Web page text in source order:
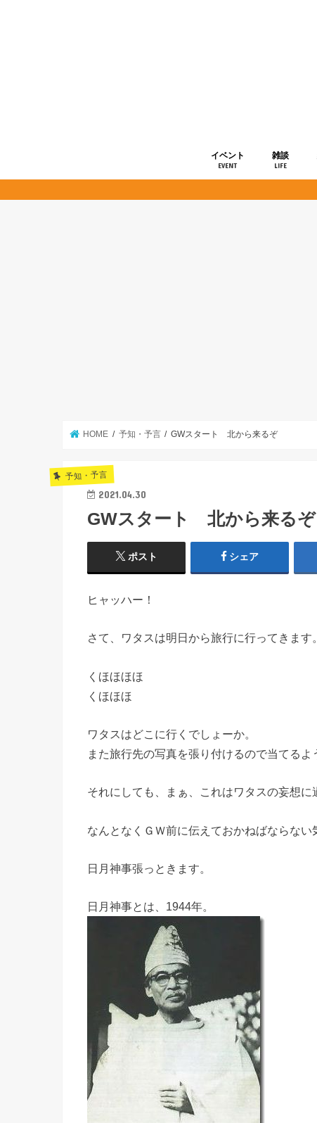
イベント
EVENT
雑談
LIFE
HOME 予知・予言 GWスタート 北から来るぞ
予知・予言
2021.04.30
GWスタート 北から来るぞ
ポスト シェア
ヒャッハー！
さて、ワタスは明日から旅行に行ってきます。
くほほほほ
くほほほ
ワタスはどこに行くでしょーか。
また旅行先の写真を張り付けるので当てるよ
それにしても、まぁ、これはワタスの妄想に
なんとなくＧＷ前に伝えておかねばならない
日月神事張っときます。
日月神事とは、1944年。